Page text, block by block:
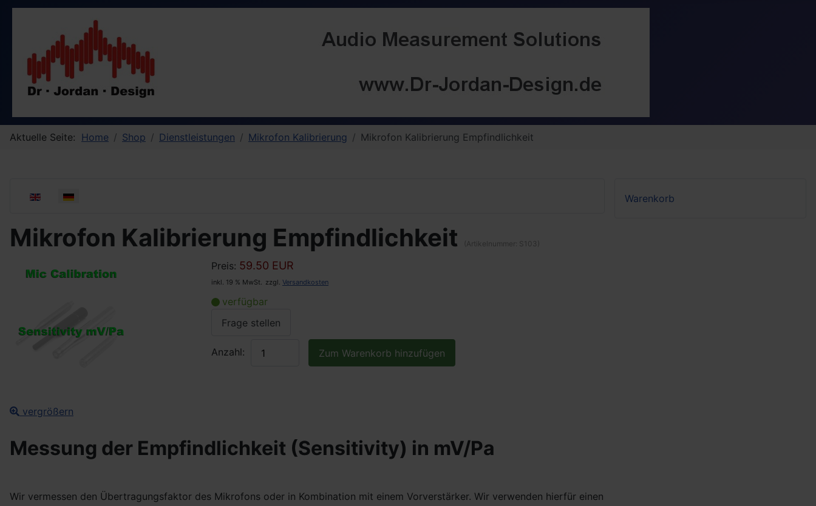
Aktuelle Seite: Home Shop Dienstleistungen Mikrofon Kalibrierung Mikrofon Kalibrierung Empfindlichkeit
Sprache auswählen
Mikrofon Kalibrierung Empfindlichkeit (Artikelnummer: S103 )
vergrößern
Preis: 59.50 EUR
inkl. 19 % MwSt. zzgl. Versandkosten
verfügbar
Frage stellen
Anzahl:
Messung der Empfindlichkeit (Sensitivity) in mV/Pa
Wir vermessen den Übertragungsfaktor des Mikrofons oder in Kombination mit einem Vorverstärker. Wir verwenden hierfür einen
Warenkorb